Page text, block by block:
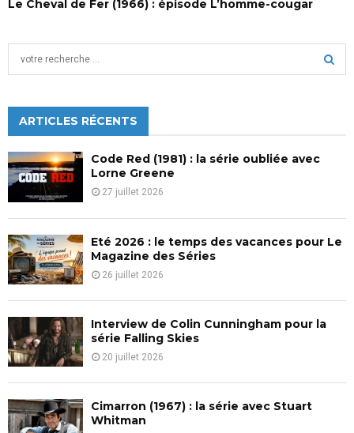
Le Cheval de Fer (1966) : épisode L’homme-cougar
h
f
o
r
:
C
H
ARTICLES RÉCENTS
Code Red (1981) : la série oubliée avec
Lorne Greene
27 juillet 2026
Eté 2026 : le temps des vacances pour Le
Magazine des Séries
26 juillet 2026
Interview de Colin Cunningham pour la
série Falling Skies
20 juillet 2026
Cimarron (1967) : la série avec Stuart
Whitman